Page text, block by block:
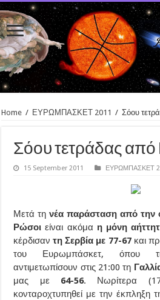
Home / ΕΥΡΩΜΠΑΣΚΕΤ 2011 / Σόου
Σόου τετράδας από
15 September 2011 ΕΥΡΩΜΠΑΣΚΕΤ
Μετά τηνέα παράσταση από την
Ρώσοιείναι ακόμα η μόνη
κέρδισαντη Σερβία με 77-67 και
του Ευρωμπάσκετ, όπου
αντιμετωπίσουν στις 21:00 τη
μας με 64-56. Νωρίτερα
κονταροχτυπηθεί με την έκπληξη